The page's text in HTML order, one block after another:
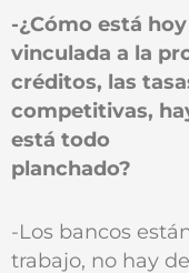
-¿Cómo está
vinculada a la
créditos, las
competitivas,
está todo
planchado?
-Los bancos
trabajo, no hay